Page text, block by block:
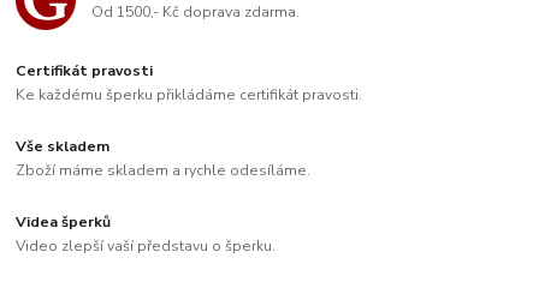
Od 1500,- Kč doprava zdarma.
Certifikát pravosti
Ke každému šperku přikládáme certifikát pravosti.
Vše skladem
Zboží máme skladem a rychle odesíláme.
Videa šperků
Video zlepší vaší představu o šperku.